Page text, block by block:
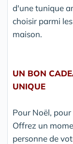
d'une tunique
choisir parmi
maison.
UN BON
UNIQUE
Pour Noël,
Offrez un
personne de